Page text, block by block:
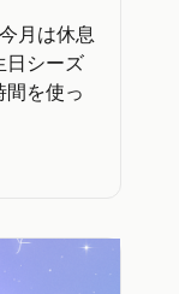
月は休息
日シーズ
を使っ